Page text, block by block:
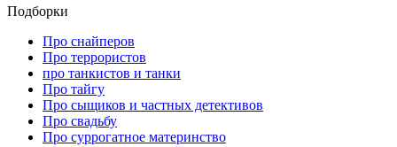
Подборки
Про снайперов
Про террористов
про танкистов и танки
Про тайгу
Про сыщиков и частных детективов
Про свадьбу
Про суррогатное материнство